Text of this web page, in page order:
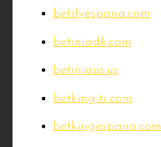
betifyespana.com
betiniadk.com
betiniaus.us
betking-tr.com
betkingespana.com